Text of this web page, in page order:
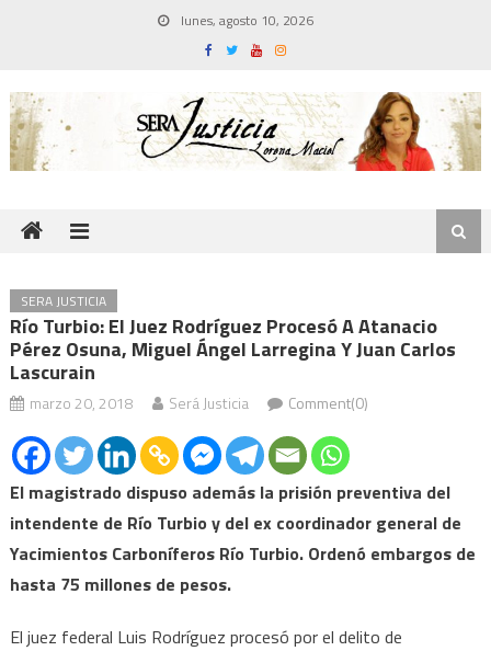
lunes, agosto 10, 2026
SERA JUSTICIA
Río Turbio: El Juez Rodríguez Procesó A Atanacio
Pérez Osuna, Miguel Ángel Larregina Y Juan Carlos
Lascurain
marzo 20, 2018 Será Justicia Comment(0)
El magistrado dispuso además la prisión preventiva del
intendente de Río Turbio y del ex coordinador general de
Yacimientos Carboníferos Río Turbio. Ordenó embargos de
hasta 75 millones de pesos.
El juez federal Luis Rodríguez procesó por el delito de